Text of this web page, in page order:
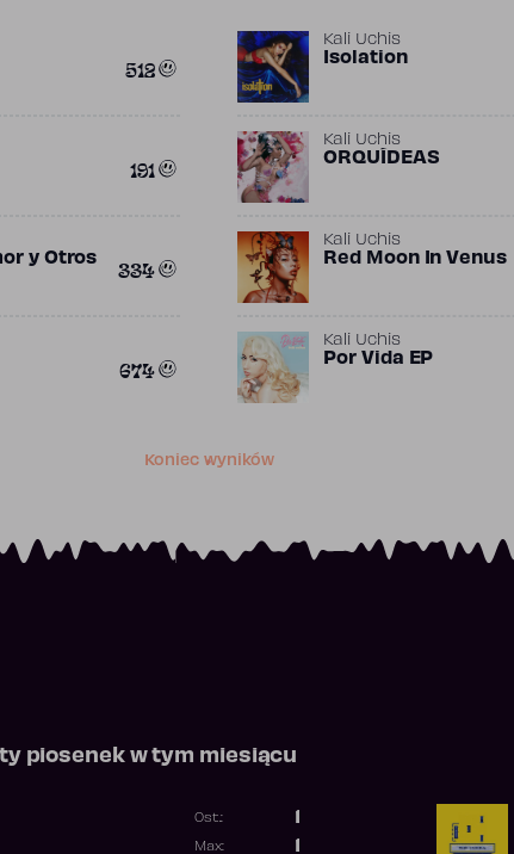
512
Kali Uchis
Isolation
191
Kali Uchis
ORQUÍDEAS
y Otros
334
Kali Uchis
Red Moon In Venus
674
Kali Uchis
Por Vida EP
Koniec wyników
piosenek w tym miesiącu
Ost.:
Max: